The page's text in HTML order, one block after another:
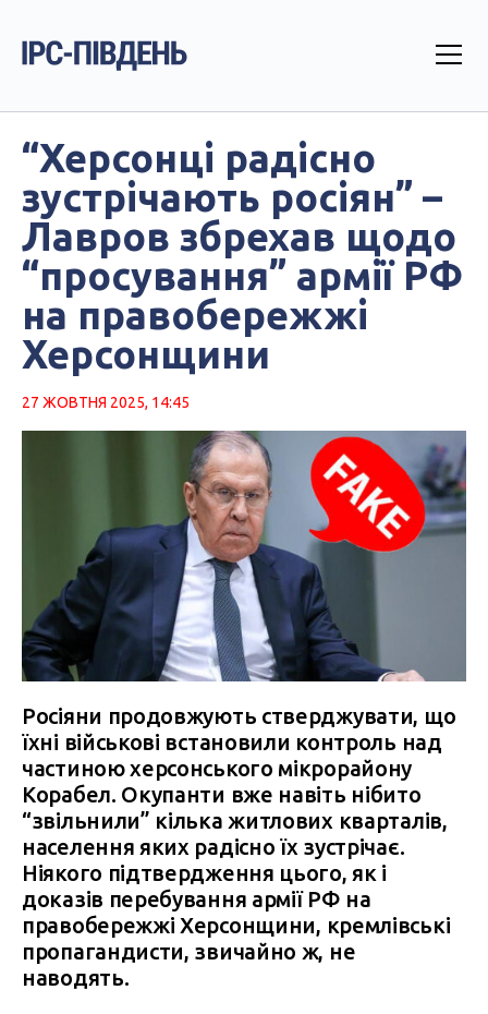
“Херсонці радісно
зустрічають росіян” –
Лавров збрехав щодо
“просування” армії РФ
на правобережжі
Херсонщини
27 ЖОВТНЯ 2025, 14:45
Росіяни продовжують стверджувати, що
їхні військові встановили контроль над
частиною херсонського мікрорайону
Корабел. Окупанти вже навіть нібито
“звільнили” кілька житлових кварталів,
населення яких радісно їх зустрічає.
Ніякого підтвердження цього, як і
доказів перебування армії РФ на
правобережжі Херсонщини, кремлівські
пропагандисти, звичайно ж, не
наводять.